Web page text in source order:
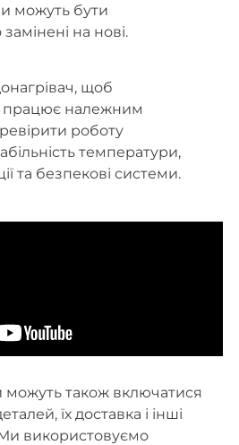
можуть бути
на нові.
щоб
працює належним
роботу
температури,
та безпекові системи.
також включатися
їх доставка і інші
використовуємо